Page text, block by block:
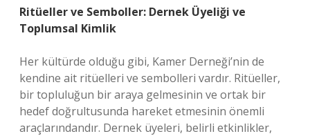
Ritüeller ve Semboller: Dernek Üyeliği ve
Toplumsal Kimlik
Her kültürde olduğu gibi, Kamer Derneği’nin de
kendine ait ritüelleri ve sembolleri vardır. Ritüeller,
bir topluluğun bir araya gelmesinin ve ortak bir
hedef doğrultusunda hareket etmesinin önemli
araçlarındandır. Dernek üyeleri, belirli etkinlikler,